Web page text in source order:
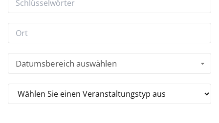
Datumsbereich auswählen